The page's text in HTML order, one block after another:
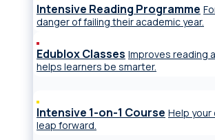
Intensive Reading Programme
danger of failing their academic year.
Edublox Classes Improves reading
helps learners be smarter.
Intensive 1-on-1 Course Help your
leap forward.